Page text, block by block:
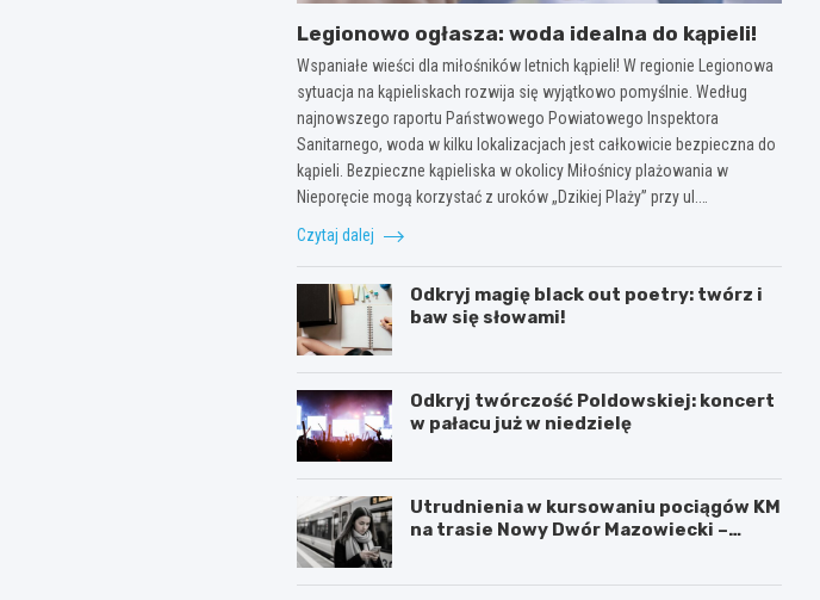
Legionowo ogłasza: woda idealna do kąpieli!
Wspaniałe wieści dla miłośników letnich kąpieli! W regionie Legionowa
sytuacja na kąpieliskach rozwija się wyjątkowo pomyślnie. Według
najnowszego raportu Państwowego Powiatowego Inspektora
Sanitarnego, woda w kilku lokalizacjach jest całkowicie bezpieczna do
kąpieli. Bezpieczne kąpieliska w okolicy Miłośnicy plażowania w
Nieporęcie mogą korzystać z uroków „Dzikiej Plaży” przy ul.…
Czytaj dalej
Odkryj magię black out poetry: twórz i
baw się słowami!
Odkryj twórczość Poldowskiej: koncert
w pałacu już w niedzielę
Utrudnienia w kursowaniu pociągów KM
na trasie Nowy Dwór Mazowiecki –